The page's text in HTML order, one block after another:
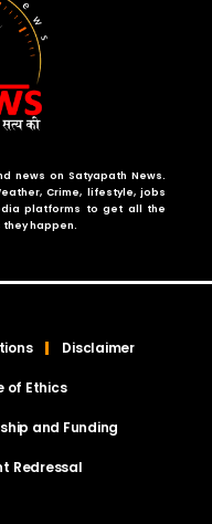
news on Satyapath News.
Crime, lifestyle, jobs
platforms to get all the
happen.
Disclaimer
of Ethics
and Funding
Redressal